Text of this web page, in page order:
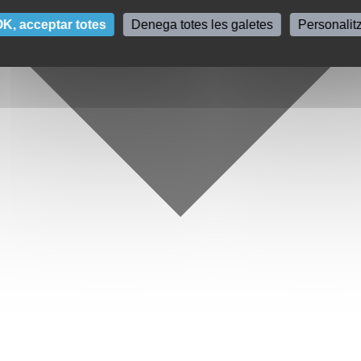
acceptar totes Denega totes les galetes